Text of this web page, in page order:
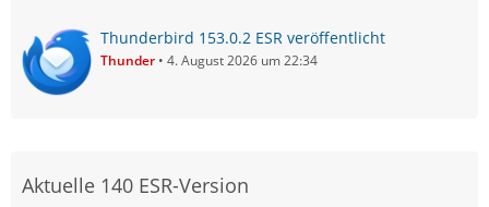
Thunderbird 153.0.2 ESR veröffentlicht
Thunder 4. August 2026 um 22:34
Aktuelle 140 ESR-Version